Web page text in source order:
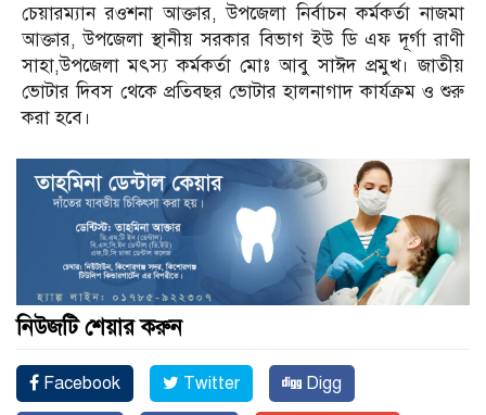
চেয়ারম্যান রওশনা আক্তার, উপজেলা নির্বাচন কর্মকর্তা নাজমা
আক্তার, উপজেলা স্থানীয় সরকার বিভাগ ইউ ডি এফ দূর্গা রাণী
সাহা,উপজেলা মৎস্য কর্মকর্তা মোঃ আবু সাঈদ প্রমুখ। জাতীয়
ভোটার দিবস থেকে প্রতিবছর ভোটার হালনাগাদ কার্যক্রম ও শুরু
করা হবে।
নিউজটি শেয়ার করুন
Facebook Twitter Digg